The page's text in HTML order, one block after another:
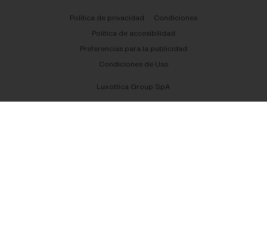
Política de privacidad
Condiciones
Política de accesibilidad
Preferencias para la publicidad
Condiciones de Uso
Luxottica Group SpA